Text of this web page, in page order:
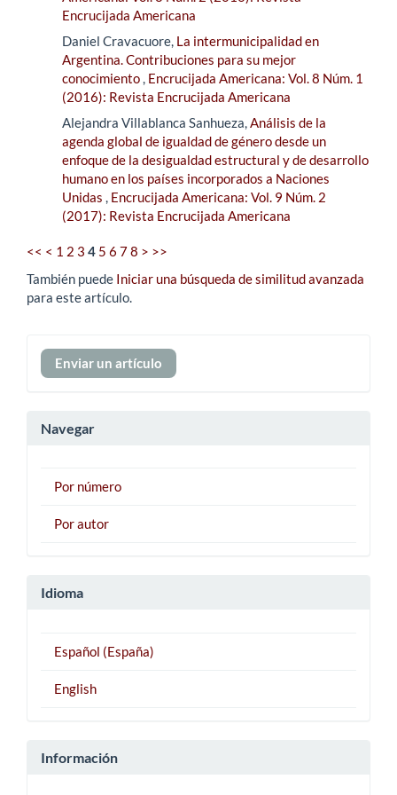
Encrucijada Americana
Daniel Cravacuore, La intermunicipalidad en
Argentina. Contribuciones para su mejor
conocimiento, Encrucijada Americana: Vol. 8 Núm. 1
(2016): Revista Encrucijada Americana
Alejandra Villablanca Sanhueza,Análisis de la
agenda global de igualdad de género desde un
enfoque de la desigualdad estructural y de desarrollo
humano en los países incorporados a Naciones
Unidas , Encrucijada Americana: Vol. 9 Núm. 2
(2017): Revista Encrucijada Americana
<< < 1 2 3 4 5 6 78 > >>
También puede Iniciar una búsqueda de similitud avanzada
para este artículo.
Enviar
un
Enviar un artículo
Navegar
Por número
Por autor
Idioma
Español (España)
English
Información